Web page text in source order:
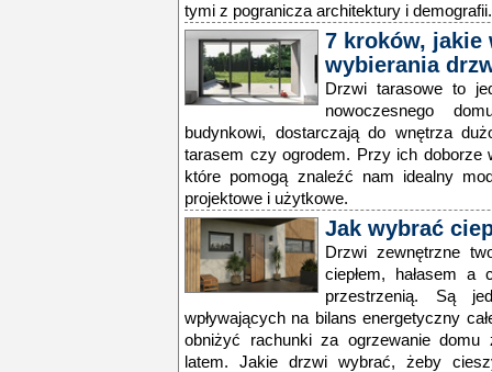
tymi z pogranicza architektury i demografii.
7 kroków, jakie
wybierania
Drzwi tarasowe to
nowoczesnego
budynkowi, dostarczają do wnętrza
tarasem czy ogrodem. Przy ich doborze
które pomogą znaleźć nam idealny
projektowe i użytkowe.
Jak wybrać
Drzwi zewnętrzne
ciepłem, hałasem a
przestrzenią. Są
wpływających na bilans energetyczny
obniżyć rachunki za ogrzewanie domu
latem. Jakie drzwi wybrać, żeby